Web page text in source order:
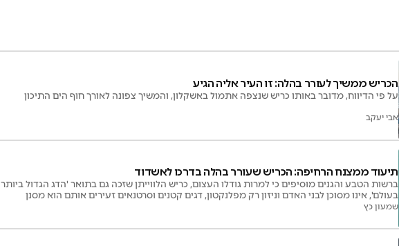
הכריש ממשיך לעורר בהלה: זו העיר אליה הגיע
על פי הדיווח, מדובר באותו כריש שנצפה אתמול באשקלון, והמשיך צפונה לאורך חוף הים התיכון
אבי יעקב
תיעוד ממצנח הרחיפה: הכריש שעורר בהלה בדרכו לאשדוד
ברשות הטבע והגנים מוסיפים כי למרות גודלו העצום, כריש הלווייתן שזכה גם בתואר 'הדג הגדול ביותר
בעולם', אינו מסוכן לבני האדם וניזון רק מפלנקטון, דגים קטנים וסרטנאים זעירים אותם הוא מסנן
שמעון כץ